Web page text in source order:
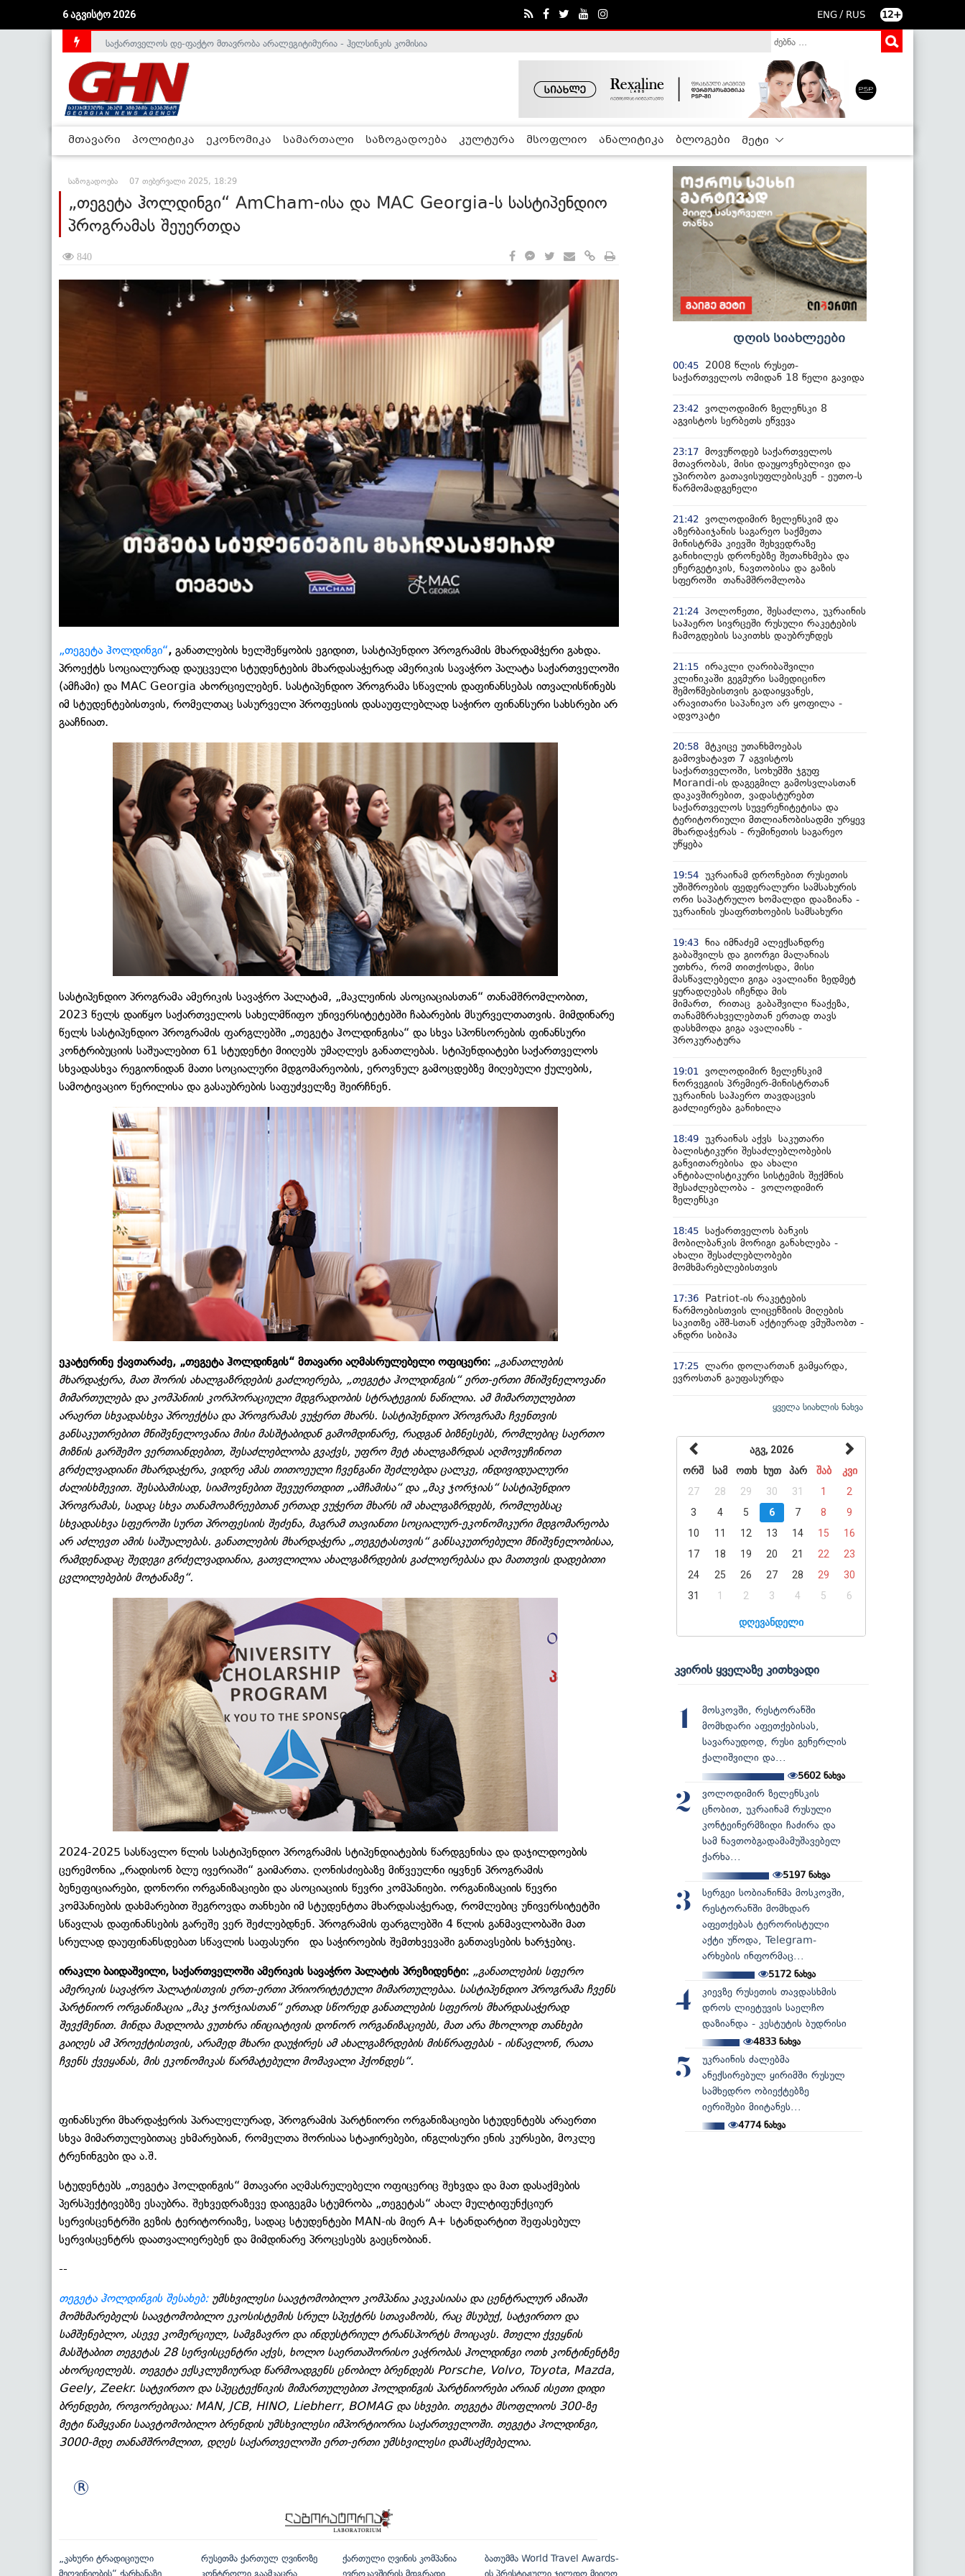
6 აგვისტო 2026 ENG / RUS 12+
საქართველოს დე-ფაქტო მთავრობა არალეგიტიმურია - ჰელსინკის კომისია
მთავარი პოლიტიკა ეკონომიკა სამართალი საზოგადოება კულტურა მსოფლიო ანალიტიკა ბლოგები მეტი
საზოგადოება 07 თებერვალი 2025, 18:29
„თეგეტა ჰოლდინგი“ AmCham-ისა და MAC Georgia-ს სასტიპენდიო
პროგრამას შეუერთდა
840
„თეგეტა ჰოლდინგი“, განათლების ხელშეწყობის ეგიდით, სასტიპენდიო პროგრამის მხარდამჭერი გახდა.
პროექტს სოციალურად დაუცველი სტუდენტების მხარდასაჭერად ამერიკის სავაჭრო პალატა საქართველოში
(ამჩამი) და MAC Georgia ახორციელებენ. სასტიპენდიო პროგრამა სწავლის დაფინანსებას ითვალისწინებს
იმ სტუდენტებისთვის, რომელთაც სასურველი პროფესიის დასაუფლებლად საჭირო ფინანსური სახსრები არ
გააჩნიათ.
სასტიპენდიო პროგრამა ამერიკის სავაჭრო პალატამ, „მაკლეინის ასოციაციასთან“ თანამშრომლობით,
2023 წელს დაიწყო საქართველოს სახელმწიფო უნივერსიტეტებში ჩაბარების მსურველთათვის. მიმდინარე
წელს სასტიპენდიო პროგრამის ფარგლებში „თეგეტა ჰოლდინგისა“ და სხვა სპონსორების ფინანსური
კონტრიბუციის საშუალებით 61 სტუდენტი მიიღებს უმაღლეს განათლებას. სტიპენდიატები საქართველოს
სხვადასხვა რეგიონიდან მათი სოციალური მდგომარეობის, ეროვნულ გამოცდებზე მიღებული ქულების,
სამოტივაციო წერილისა და გასაუბრების საფუძველზე შეირჩნენ.
ეკატერინე ქავთარაძე, „თეგეტა ჰოლდინგის“ მთავარი აღმასრულებელი ოფიცერი: „განათლების
მხარდაჭერა, მათ შორის ახალგაზრდების გაძლიერება, „თეგეტა ჰოლდინგის“ ერთ-ერთი მნიშვნელოვანი
მიმართულება და კომპანიის კორპორაციული მდგრადობის სტრატეგიის ნაწილია. ამ მიმართულებით
არაერთ სხვადასხვა პროექტსა და პროგრამას ვუჭერთ მხარს. სასტიპენდიო პროგრამა ჩვენთვის
განსაკუთრებით მნიშვნელოვანია მისი მასშტაბიდან გამომდინარე, რადგან ბიზნესებს, რომლებიც საერთო
მიზნის გარშემო ვერთიანდებით, შესაძლებლობა გვაქვს, უფრო მეტ ახალგაზრდას აღმოვუჩინოთ
გრძელვადიანი მხარდაჭერა, ვიდრე ამას თითოეული ჩვენგანი შეძლებდა ცალკე, ინდივიდუალური
ძალისხმევით. შესაბამისად, სიამოვნებით შევუერთდით „ამჩამისა“ და „მაკ ჯორჯიას“ სასტიპენდიო
პროგრამას, სადაც სხვა თანამოაზრეებთან ერთად ვუჭერთ მხარს იმ ახალგაზრდებს, რომლებსაც
სხვადასხვა სფეროში სურთ პროფესიის შეძენა, მაგრამ თავიანთი სოციალურ-ეკონომიკური მდგომარეობა
არ აძლევთ ამის საშუალებას. განათლების მხარდაჭერა „თეგეტასთვის“ განსაკუთრებული მნიშვნელობისაა,
რამდენადაც შედეგი გრძელვადიანია, გათვლილია ახალგაზრდების გაძლიერებასა და მათთვის დადებითი
ცვლილებების მოტანაზე“.
2024-2025 სასწავლო წლის სასტიპენდიო პროგრამის სტიპენდიატების წარდგენისა და დაჯილდოების
ცერემონია „რადისონ ბლუ ივერიაში“ გაიმართა. ღონისძიებაზე მიწვეულნი იყვნენ პროგრამის
ბენეფიციარები, დონორი ორგანიზაციები და ასოციაციის წევრი კომპანიები. ორგანიზაციის წევრი
კომპანიების დახმარებით შეგროვდა თანხები იმ სტუდენტთა მხარდასაჭერად, რომლებიც უნივერსიტეტში
სწავლას დაფინანსების გარეშე ვერ შეძლებდნენ. პროგრამის ფარგლებში 4 წლის განმავლობაში მათ
სრულად დაუფინანსდებათ სწავლის საფასური და საჭიროების შემთხვევაში განთავსების ხარჯებიც.
ირაკლი ბაიდაშვილი, საქართველოში ამერიკის სავაჭრო პალატის პრეზიდენტი: „განათლების სფერო
ამერიკის სავაჭრო პალატისთვის ერთ-ერთი პრიორიტეტული მიმართულებაა. სასტიპენდიო პროგრამა ჩვენს
პარტნიორ ორგანიზაცია „მაკ ჯორჯიასთან“ ერთად სწორედ განათლების სფეროს მხარდასაჭერად
შევქმენით. მინდა მადლობა ვუთხრა ინიციატივის დონორ ორგანიზაციებს, მათ არა მხოლოდ თანხები
გაიღეს ამ პროექტისთვის, არამედ მხარი დაუჭირეს ამ ახალგაზრდების მისწრაფებას - ისწავლონ, რათა
ჩვენს ქვეყანას, მის ეკონომიკას წარმატებული მომავალი ჰქონდეს“.
ფინანსური მხარდაჭერის პარალელურად, პროგრამის პარტნიორი ორგანიზაციები სტუდენტებს არაერთი
სხვა მიმართულებითაც ეხმარებიან, რომელთა შორისაა სტაჟირებები, ინგლისური ენის კურსები, მოკლე
ტრენინგები და ა.შ.
სტუდენტებს „თეგეტა ჰოლდინგის“ მთავარი აღმასრულებელი ოფიცერიც შეხვდა და მათ დასაქმების
პერსპექტივებზე ესაუბრა. შეხვედრაზევე დაიგეგმა სტუმრობა „თეგეტას“ ახალ მულტიფუნქციურ
სერვისცენტრში გეზის ტერიტორიაზე, სადაც სტუდენტები MAN-ის მიერ A+ სტანდარტით შეფასებულ
სერვისცენტრს დაათვალიერებენ და მიმდინარე პროცესებს გაეცნობიან.
--
თეგეტა ჰოლდინგის შესახებ: უმსხვილესი საავტომობილო კომპანია კავკასიასა და ცენტრალურ აზიაში
მომხმარებელს საავტომობილო ეკოსისტემის სრულ სპექტრს სთავაზობს, რაც მსუბუქ, სატვირთო და
სამშენებლო, ასევე კომერციულ, სამგზავრო და ინდუსტრიულ ტრანსპორტს მოიცავს. მთელი ქვეყნის
მასშტაბით თეგეტას 28 სერვისცენტრი აქვს, ხოლო საერთაშორისო ვაჭრობას ჰოლდინგი ოთხ კონტინენტზე
ახორციელებს. თეგეტა ექსკლუზიურად წარმოადგენს ცნობილ ბრენდებს Porsche, Volvo, Toyota, Mazda,
Geely, Zeekr. სატვირთო და სპეცტექნიკის მიმართულებით ჰოლდინგის პარტნიორები არიან ისეთი დიდი
ბრენდები, როგორებიცაა: MAN, JCB, HINO, Liebherr, BOMAG და სხვები. თეგეტა მსოფლიოს 300-ზე
მეტი წამყვანი საავტომობილო ბრენდის უმსხვილესი იმპორტიორია საქართველოში. თეგეტა ჰოლდინგი,
3000-მდე თანამშრომლით, დღეს საქართველოში ერთ-ერთი უმსხვილესი დამსაქმებელია.
„კახური ტრადიციული
მეღვინეობის“ ქარხანაზე
რუსეთმა ქართულ ღვინოზე
კონტროლი გაამკაცრა
ქართული ღვინის კომპანია
ევროკავშირის მდგრადი
ბათუმმა World Travel Awards-
ის პრესტიჟული ჯილდო მიიღო
დღის სიახლეები
00:45
2008 წლის რუსეთ-
საქართველოს ომიდან 18 წელი გავიდა
23:42
ვოლოდიმირ ზელენსკი 8
აგვისტოს სერბეთს ეწვევა
23:17 მოვუწოდებ საქართველოს
მთავრობას, მისი დაუყოვნებლივი და
უპირობო გათავისუფლებისკენ - ეუთო-ს
წარმომადგენელი
21:42
ვოლოდიმირ ზელენსკიმ და
აზერბაიჯანის საგარეო საქმეთა
მინისტრმა კიევში შეხვედრაზე
განიხილეს დრონებზე შეთანხმება და
ენერგეტიკის, ნავთობისა და გაზის
სფეროში თანამშრომლობა
21:24 პოლონეთი, შესაძლოა, უკრაინის
საჰაერო სივრცეში რუსული რაკეტების
ჩამოგდების საკითხს დაუბრუნდეს
21:15 ირაკლი ღარიბაშვილი
კლინიკაში გეგმური სამედიცინო
შემოწმებისთვის გადაიყვანეს,
არავითარი საპანიკო არ ყოფილა -
ადვოკატი
20:58 მტკიცე უთანხმოებას
გამოვხატავთ 7 აგვისტოს
საქართველოში, სოხუმში ჯგუფ
Morandi-ის დაგეგმილ გამოსვლასთან
დაკავშირებით, ვადასტურებთ
საქართველოს სუვერენიტეტისა და
ტერიტორიული მთლიანობისადმი ურყევ
მხარდაჭერას - რუმინეთის საგარეო
უწყება
19:54 უკრაინამ დრონებით რუსეთის
უშიშროების ფედერალური სამსახურის
ორი საპატრულო ხომალდი დააზიანა -
უკრაინის უსაფრთხოების სამსახური
19:43 ნია იმნაძემ ალექსანდრე
გაბაშვილს და გიორგი მალანიას
უთხრა, რომ თითქოსდა, მისი
მასწავლებელი გიგა ავალიანი ზედმეტ
ყურადღებას იჩენდა მის
მიმართ, რითაც გაბაშვილი წააქეზა,
თანამზრახველებთან ერთად თავს
დასხმოდა გიგა ავალიანს -
პროკურატურა
19:01
ვოლოდიმირ ზელენსკიმ
ნორვეგიის პრემიერ-მინისტრთან
უკრაინის საჰაერო თავდაცვის
გაძლიერება განიხილა
18:49 უკრაინას აქვს საკუთარი
ბალისტიკური შესაძლებლობების
განვითარებისა და ახალი
ანტიბალისტიკური სისტემის შექმნის
შესაძლებლობა - ვოლოდიმირ
ზელენსკი
18:45 საქართველოს ბანკის
მობილბანკის მორიგი განახლება -
ახალი შესაძლებლობები
მომხმარებლებისთვის
17:36
Patriot-ის რაკეტების
წარმოებისთვის ლიცენზიის მიღების
საკითზე აშშ-სთან აქტიურად ვმუშაობთ -
ანდრი სიბიჰა
17:25 ლარი დოლართან გამყარდა,
ევროსთან გაუფასურდა
ყველა სიახლის ნახვა
აგვ, 2026
ორშ
სამ ოთხ ხუთ პარ შაბ
კვი
27
28 29 30 31 1
2
3
4 5 6 7 8
9
10
11 12 13 14 15
16
17
18 19 20 21 22
23
24
25 26 27 28 29
30
31
1 2 3 4 5 6
დღევანდელი
კვირის ყველაზე კითხვადი
1
მოსკოვში, რესტორანში
მომხდარი აფეთქებისას,
სავარაუდოდ, რუსი გენერლის
ქალიშვილი და...
5602 ნახვა
2
ვოლოდიმირ ზელენსკის
ცნობით, უკრაინამ რუსული
კონტეინერმზიდი ჩაძირა და
სამ ნავთობგადამამუშავებელ
ქარხა...
5197 ნახვა
3
სერგეი სობიანინმა მოსკოვში,
რესტორანში მომხდარ
აფეთქებას ტერორისტული
აქტი უწოდა, Telegram-
არხების ინფორმაც...
5172ნახვა
4
კიევზე რუსეთის თავდასხმის
დროს ლიეტუვის საელჩო
დაზიანდა - კესტუტის ბუდრისი
4833ნახვა
5
უკრაინის ძალებმა
ანექსირებულ ყირიმში რუსულ
სამხედრო ობიექტებზე
იერიშები მიიტანეს...
4774ნახვა